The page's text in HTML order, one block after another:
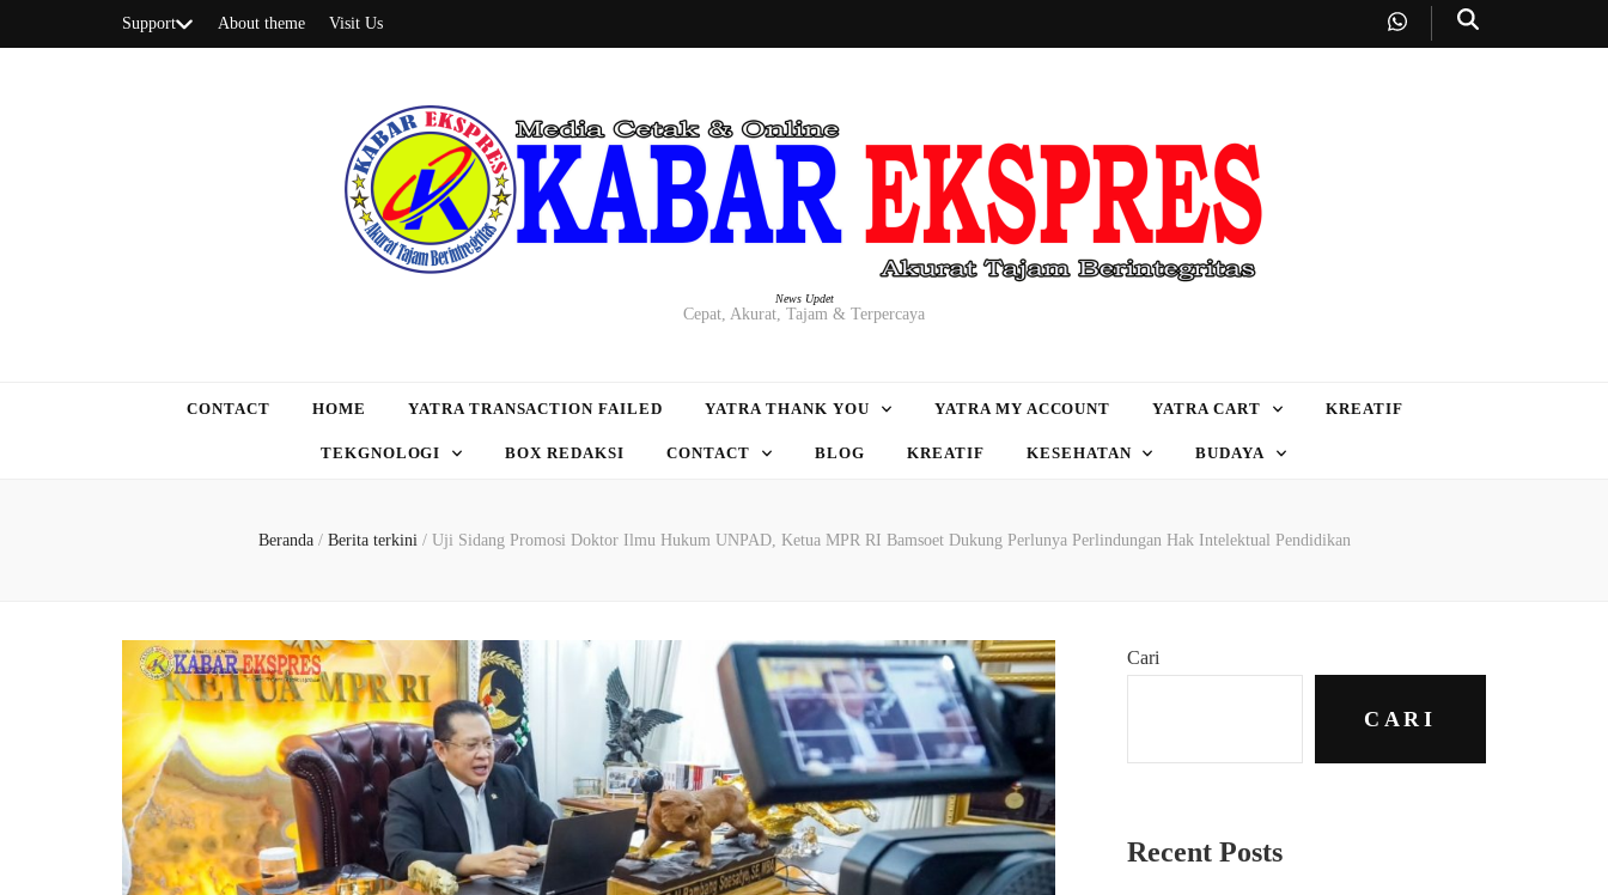
Support About theme Visit Us
News Updet
Cepat, Akurat, Tajam & Terpercaya
CONTACT HOME YATRA TRANSACTION FAILED YATRA THANK YOU YATRA MY ACCOUNT YATRA CART KREATIF
TEKGNOLOGI BOX REDAKSI CONTACT BLOG KREATIF KESEHATAN BUDAYA
Beranda / Berita terkini / Uji Sidang Promosi Doktor Ilmu Hukum UNPAD, Ketua MPR RI Bamsoet Dukung Perlunya Perlindungan Hak Intelektual Pendidikan
Cari
CARI
Recent Posts